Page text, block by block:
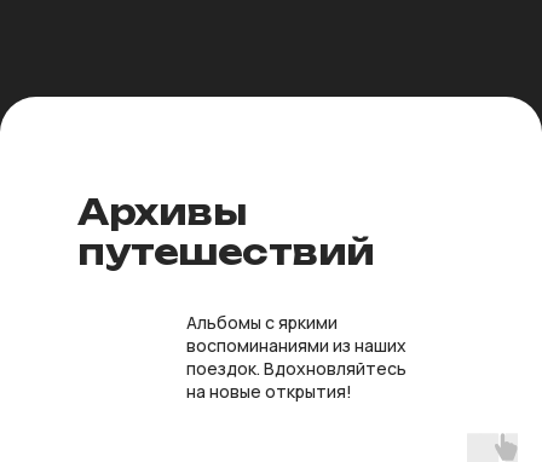
Архивы
путешествий
Альбомы с яркими
воспоминаниями из наших
поездок. Вдохновляйтесь
на новые открытия!